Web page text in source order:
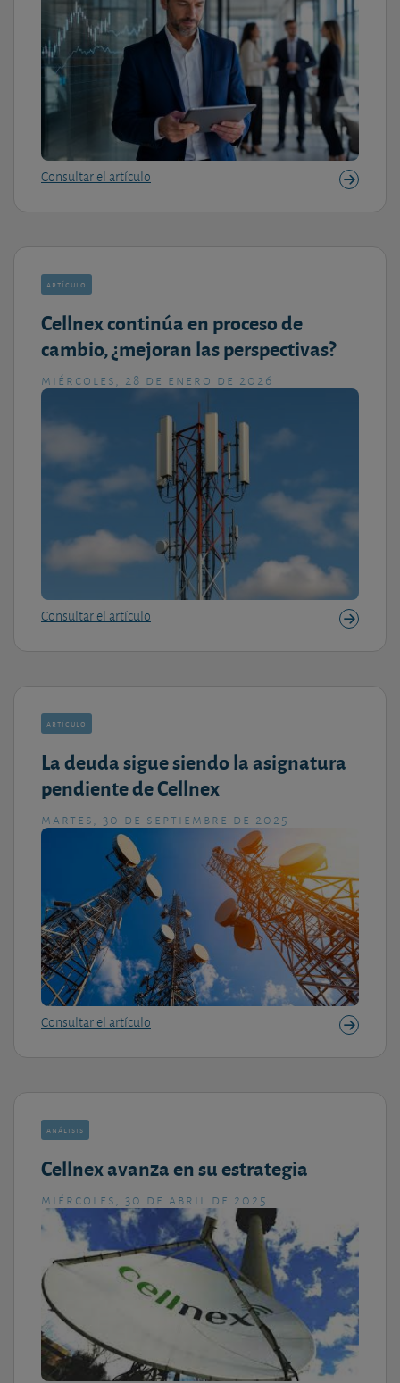
Consultar el artículo
artículo
Cellnex continúa en proceso de
cambio, ¿mejoran las perspectivas?
miércoles, 28 de enero de 2026
Consultar el artículo
artículo
La deuda sigue siendo la asignatura
pendiente de Cellnex
martes, 30 de septiembre de 2025
Consultar el artículo
análisis
Cellnex avanza en su estrategia
miércoles, 30 de abril de 2025